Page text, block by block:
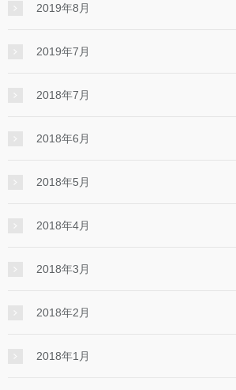
2019年8月
2019年7月
2018年7月
2018年6月
2018年5月
2018年4月
2018年3月
2018年2月
2018年1月